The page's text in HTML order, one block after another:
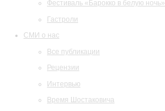
Фестиваль «Барокко в белую ночь»
Гастроли
СМИ о нас
Все публикации
Рецензии
Интервью
Время Шостаковича